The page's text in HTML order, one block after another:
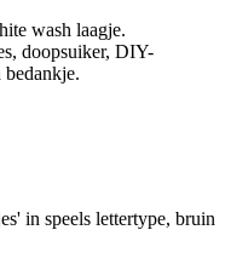
wash laagje.
doopsuiker, DIY-